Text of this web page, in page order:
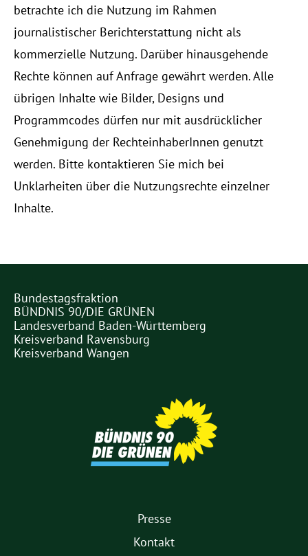
betrachte ich die Nutzung im Rahmen
journalistischer Berichterstattung nicht als
kommerzielle Nutzung. Darüber hinausgehende
Rechte können auf Anfrage gewährt werden. Alle
übrigen Inhalte wie Bilder, Designs und
Programmcodes dürfen nur mit ausdrücklicher
Genehmigung der RechteinhaberInnen genutzt
werden. Bitte kontaktieren Sie mich bei
Unklarheiten über die Nutzungsrechte einzelner
Inhalte.
Partner
Links
Bundestagsfraktion
BÜNDNIS 90/DIE GRÜNEN
Landesverband Baden-Württemberg
Kreisverband Ravensburg
Kreisverband Wangen
Presse
Kontakt